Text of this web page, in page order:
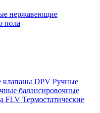
нержавеющие
пола
клапаны DPV Ручные
балансировочные
FLV Термостатические